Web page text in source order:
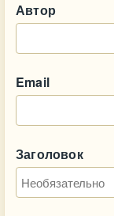
Автор
Email
Заголовок